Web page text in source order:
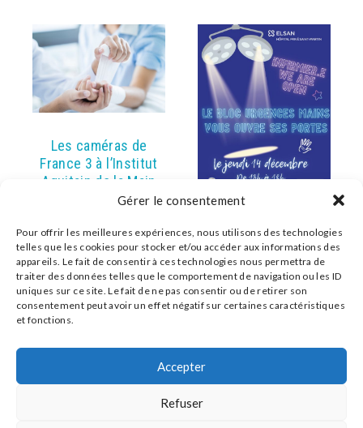
Gérer le consentement
Pour offrir les meilleures expériences, nous utilisons des technologies
telles que les cookies pour stocker et/ou accéder aux informations des
appareils. Le fait de consentir à ces technologies nous permettra de
traiter des données telles que le comportement de navigation ou les ID
uniques sur ce site. Le fait de ne pas consentir ou de retirer son
consentement peut avoir un effet négatif sur certaines caractéristiques
et fonctions.
Accepter
Refuser
Plan d’accès
Conseils pour médecins
Politique de confidentialité
Les caméras de
France 3 à l’Institut
Aquitain de la Main
Publié dans Institut
Reportage de France 3
aux urgences SOS Mains
Bordeaux, qui sont très
fréquentées à la fin de
l’année.
Soignants : l’hôpital
privé Saint Martin
recrute !
Par Jean Maxime Alet |
Le bloc urgences mains
vous ouvre ses portes !
Jeudi 14 décembre
2023, de 13 h à 18 h, aux